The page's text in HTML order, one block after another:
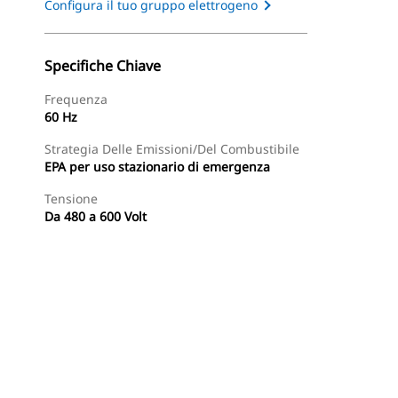
Configura il tuo gruppo elettrogeno
Specifiche Chiave
Frequenza
60 Hz
Strategia Delle Emissioni/del Combustibile
EPA per uso stazionario di emergenza
Tensione
Da 480 a 600 Volt